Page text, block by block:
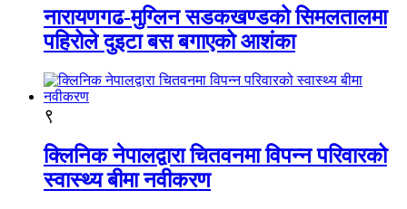
नारायणगढ-मुग्लिन सडकखण्डको सिमलतालमा
पहिरोले दुइटा बस बगाएको आशंका
९
क्लिनिक नेपालद्वारा चितवनमा विपन्न परिवारको
स्वास्थ्य बीमा नवीकरण